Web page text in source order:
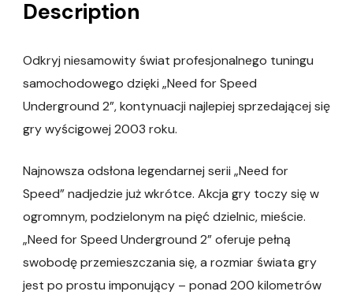
Description
Odkryj niesamowity świat profesjonalnego tuningu
samochodowego dzięki „Need for Speed
Underground 2”, kontynuacji najlepiej sprzedającej się
gry wyścigowej 2003 roku.
Najnowsza odsłona legendarnej serii „Need for
Speed” nadjedzie już wkrótce. Akcja gry toczy się w
ogromnym, podzielonym na pięć dzielnic, mieście.
„Need for Speed Underground 2” oferuje pełną
swobodę przemieszczania się, a rozmiar świata gry
jest po prostu imponujący – ponad 200 kilometrów